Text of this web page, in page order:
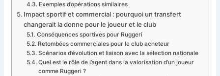
Exemples d’opérations similaires
Impact sportif et commercial : pourquoi un transfert
changerait la donne pour le joueur et le club
Conséquences sportives pour Ruggeri
Retombées commerciales pour le club acheteur
Scénarios d’évolution et liaison avec la sélection nationale
Quel est le rôle de l’agent dans la valorisation d’un joueur
comme Ruggeri ?